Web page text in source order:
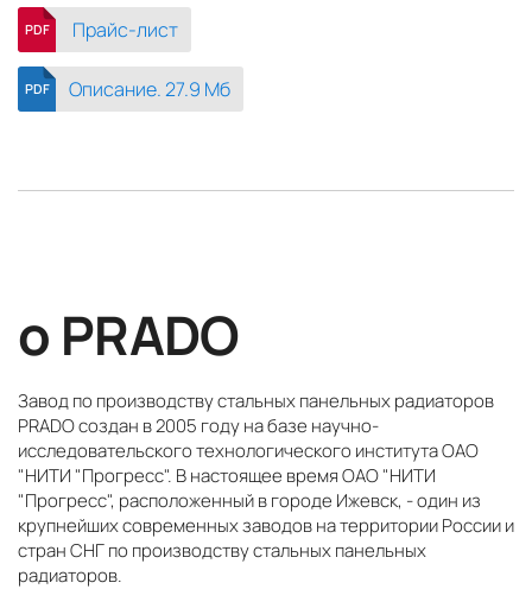
PDF Прайс-лист
PDF Описание. 27.9 Mб
о PRADO
Завод по производству стальных панельных радиаторов
PRADO создан в 2005 году на базе научно-
исследовательского технологического института ОАО
"НИТИ "Прогресс". В настоящее время ОАО "НИТИ
"Прогресс", расположенный в городе Ижевск, - один из
крупнейших современных заводов на территории России и
стран СНГ по производству стальных панельных
радиаторов.